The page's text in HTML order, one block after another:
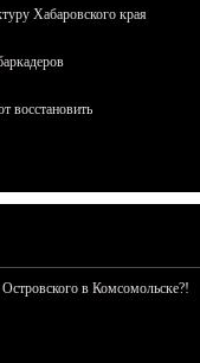
Хабаровского края
восстановить
в Комсомольске?!